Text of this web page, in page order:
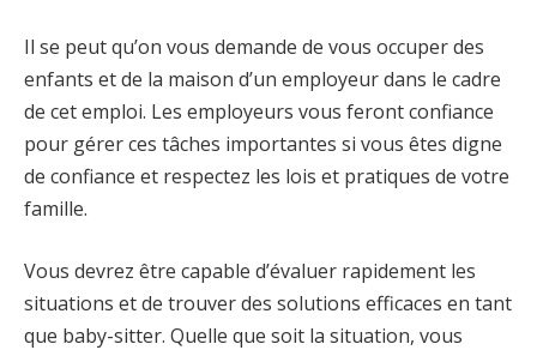
Il se peut qu’on vous demande de vous occuper des
enfants et de la maison d’un employeur dans le cadre
de cet emploi. Les employeurs vous feront confiance
pour gérer ces tâches importantes si vous êtes digne
de confiance et respectez les lois et pratiques de votre
famille.
Vous devrez être capable d’évaluer rapidement les
situations et de trouver des solutions efficaces en tant
que baby-sitter. Quelle que soit la situation, vous